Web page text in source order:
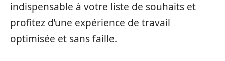
indispensable à votre liste de souhaits et
profitez d’une expérience de travail
optimisée et sans faille.